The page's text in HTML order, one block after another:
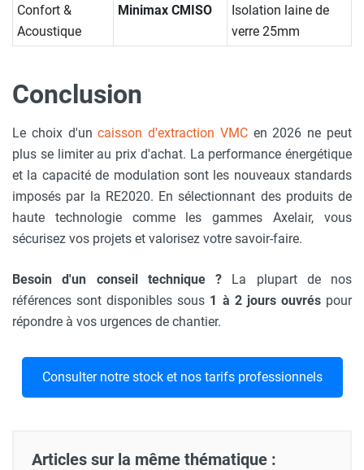
Confort &
Acoustique
Minimax CMISO
Isolation laine de
verre 25mm
Conclusion
Le choix d'uncaisson d'extraction VMCen 2026 ne peut
plus se limiter au prix d'achat. La performance énergétique
et la capacité de modulation sont les nouveaux standards
imposés par la RE2020. En sélectionnant des produits de
haute technologie comme les gammes Axelair, vous
sécurisez vos projets et valorisez votre savoir-faire.
Besoin d'un conseil technique ? La plupart de nos
références sont disponibles sous 1 à 2 jours ouvréspour
répondre à vos urgences de chantier.
Consulter notre stock et nos tarifs professionnels
Articles sur la même thématique :